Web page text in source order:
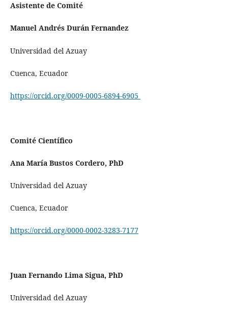
Asistente de Comité
Manuel Andrés Durán Fernandez
Universidad del Azuay
Cuenca, Ecuador
https://orcid.org/0009-0005-6894-6905
Comité Científico
Ana María Bustos Cordero, PhD
Universidad del Azuay
Cuenca, Ecuador
https://orcid.org/0000-0002-3283-7177
Juan Fernando Lima Sigua, PhD
Universidad del Azuay